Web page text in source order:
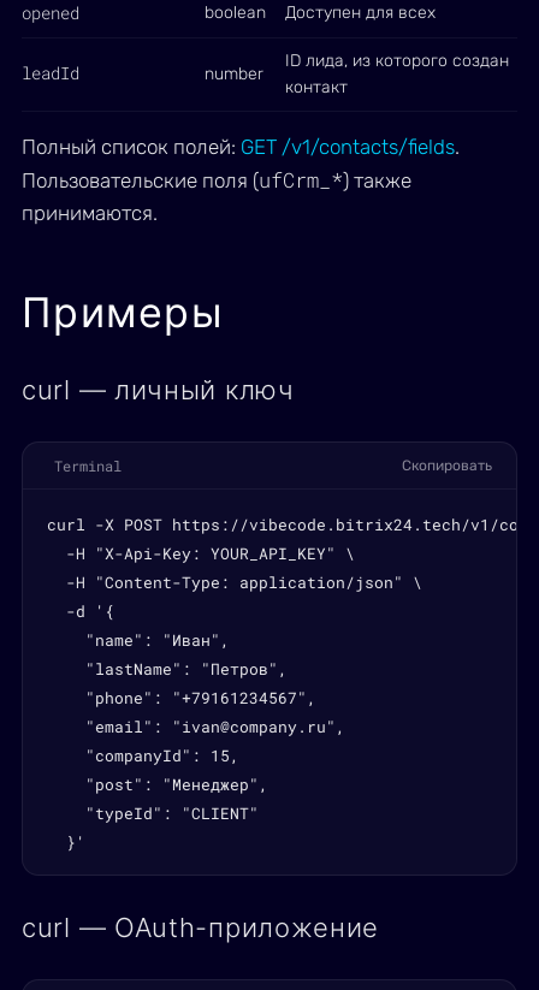
opened boolean Доступен для всех
leadId number
ID лида, из которого создан
контакт
Полный список полей: GET /v1/contacts/fields.
Пользовательские поля (ufCrm_*) также
принимаются.
Примеры
curl — личный ключ
Terminal Скопировать
curl -X POST https://vibecode.bitrix24.tech/v1/
  -H "X-Api-Key: YOUR_API_KEY" \
  -H "Content-Type: application/json" \
  -d '{
    "name": "Иван",
    "lastName": "Петров",
    "phone": "+79161234567",
    "email": "ivan@company.ru",
    "companyId": 15,
    "post": "Менеджер",
    "typeId": "CLIENT"
  }'
curl — OAuth-приложение